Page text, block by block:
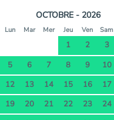
OCTOBRE - 2026
Lun Mar Mer Jeu Ven Sam
1 2 3
5
6 7 8 9 10
12
13 14 15 16 17
19
20 21 22 23 24